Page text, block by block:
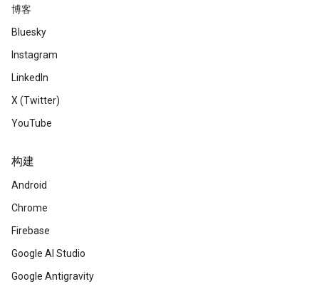
博客
Bluesky
Instagram
LinkedIn
X (Twitter)
YouTube
构建
Android
Chrome
Firebase
Google AI Studio
Google Antigravity